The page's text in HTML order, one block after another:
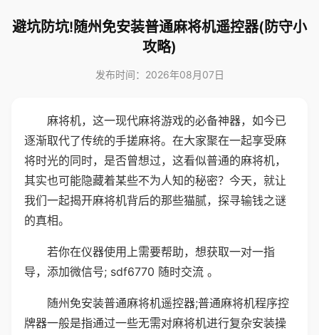
避坑防坑!随州免安装普通麻将机遥控器(防守小
攻略)
发布时间：2026年08月07日
麻将机，这一现代麻将游戏的必备神器，如今已
逐渐取代了传统的手搓麻将。在大家聚在一起享受麻
将时光的同时，是否曾想过，这看似普通的麻将机，
其实也可能隐藏着某些不为人知的秘密？今天，就让
我们一起揭开麻将机背后的那些猫腻，探寻输钱之谜
的真相。
若你在仪器使用上需要帮助，想获取一对一指
导，添加微信号; sdf6770 随时交流 。
随州免安装普通麻将机遥控器;普通麻将机程序控
牌器一般是指通过一些无需对麻将机进行复杂安装操